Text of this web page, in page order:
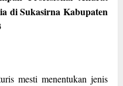
di Sukasirna Kabupaten
mesti menentukan jenis